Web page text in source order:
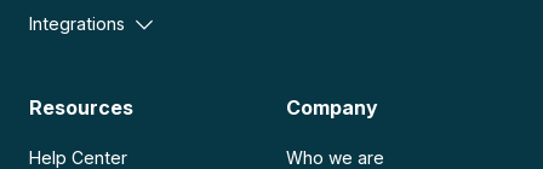
Integrations
Resources
Help Center
Company
Who we are